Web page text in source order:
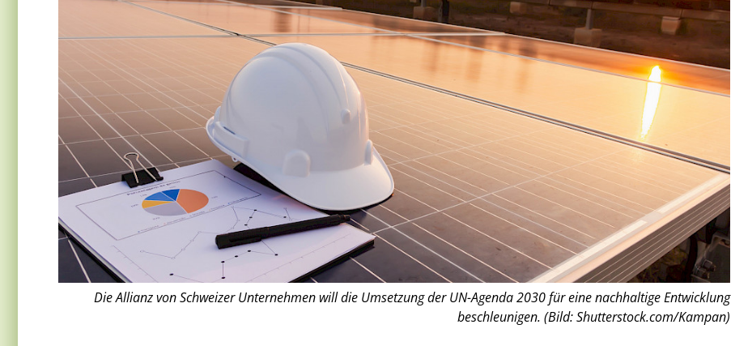
Die Allianz von Schweizer Unternehmen will die Umsetzung der UN-Agenda 2030 für eine nachhaltige Entwicklung
beschleunigen. (Bild: Shutterstock.com/Kampan)